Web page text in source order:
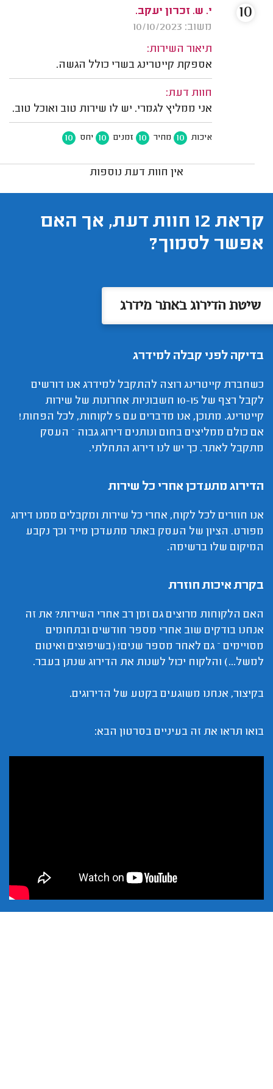
י. ש. זכרון יעקב.
משוב: 10/10/2023
תיאור השירות:
אספקת קייטרינג בשרי כולל הגשה.
חוות דעת:
אני ממליץ לגמרי. יש לו שירות טוב ואוכל טוב.
איכות 10 מחיר 10 זמנים 10 יחס 10
10
אין חוות דעת נוספות
קראת 12 חוות דעת, אך האם
אפשר לסמוך?
שיטת הדירוג באתר מידרג
בדיקה לפני קבלה למידרג
כשחברת קייטרינג רוצה להתקבל למידרג אנו דורשים
לקבל רצף של 10-15 חשבוניות אחרונות של שירות
קייטרינג. מתוכן, אנו מדברים עם 5 לקוחות, לכל הפחות!
אם כולם ממליצים בחום ונותנים דירוג גבוה – העסק
מתקבל לאתר. כך יש לנו דירוג התחלתי.
הדירוג מתעדכן אחרי כל שירות
אנו חוזרים לכל לקוח, אחרי כל שירות ומקבלים ממנו דירוג
מפורט. הציון של העסק באתר מתעדכן מייד וכך נקבע
המיקום שלו ברשימה.
בקרת איכות חוזרת
האם הלקוחות מרוצים גם זמן רב אחרי השירות? את זה
אנחנו בודקים שוב אחרי מספר חודשים ובתחומים
מסויימים – גם לאחר מספר שנים! (בשיפוצים ואיטום
למשל...) והלקוח יכול לשנות את הדירוג שנתן בעבר.
בקיצור, אנחנו משוגעים בקטע של הדירוגים.
בואו תראו את זה בעיניים בסרטון הבא: